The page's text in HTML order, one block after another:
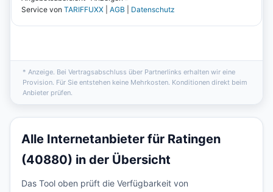
* Anzeige. Bei Vertragsabschluss über Partnerlinks erhalten wir eine
Provision. Für Sie entstehen keine Mehrkosten. Konditionen direkt beim
Anbieter prüfen.
Alle Internetanbieter für Ratingen
(40880) in der Übersicht
Das Tool oben prüft die Verfügbarkeit von